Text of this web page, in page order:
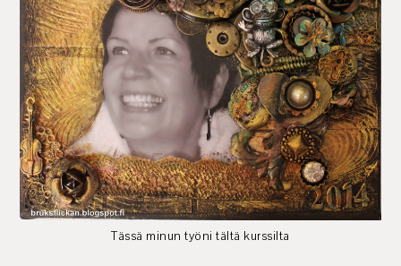
Tässä minun työni tältä kurssilta